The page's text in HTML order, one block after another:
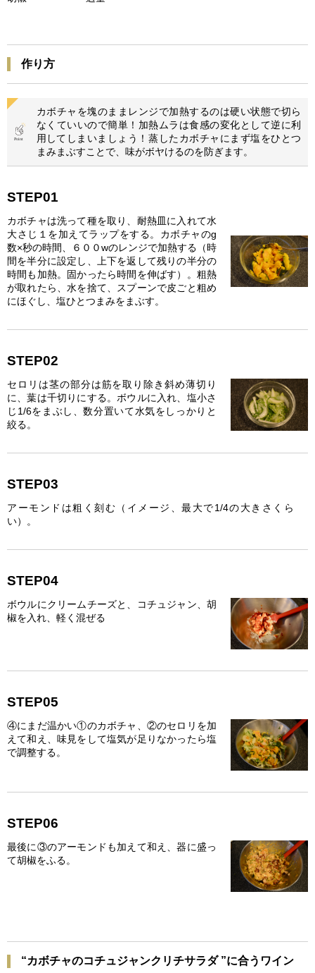
作り方
カボチャを塊のままレンジで加熱するのは硬い状態で切ら
なくていいので簡単！加熱ムラは食感の変化として逆に利
用してしまいましょう！ 蒸したカボチャにまず塩をひとつ
まみまぶすことで、味がボヤけるのを防ぎます。
STEP01
カボチャは洗って種を取り、耐熱皿に入れて水
大さじ１を加えてラップをする。カボチャのg
数×秒の時間、６００wのレンジで加熱する（時
間を半分に設定し、上下を返して残りの半分の
時間も加熱。固かったら時間を伸ばす）。粗熱
が取れたら、水を捨て、スプーンで皮ごと粗め
にほぐし、塩ひとつまみをまぶす。
STEP02
セロリは茎の部分は筋を取り除き斜め薄切り
に、葉は千切りにする。ボウルに入れ、塩小さ
じ1/6をまぶし、数分置いて水気をしっかりと
絞る。
STEP03
アーモンドは粗く刻む（イメージ、最大で1/4の大きさくら
い）。
STEP04
ボウルにクリームチーズと、コチュジャン、胡
椒を入れ、軽く混ぜる
STEP05
④にまだ温かい①のカボチャ、②のセロリを加
えて和え、味見をして塩気が足りなかったら塩
で調整する。
STEP06
最後に③のアーモンドも加えて和え、器に盛っ
て胡椒をふる。
“カボチャのコチュジャンクリチサラダ ”に合うワイン